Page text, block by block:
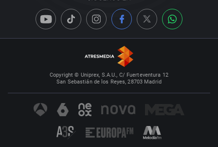
Copyright © Uniprex, S.A.U., C/ Fuerteventura 12
San Sebastián de los Reyes, 28703 Madrid